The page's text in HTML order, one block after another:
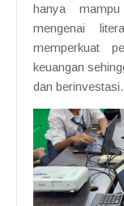
hanya
mengenai
memperkuat
keuangan
dan berinvestasi.